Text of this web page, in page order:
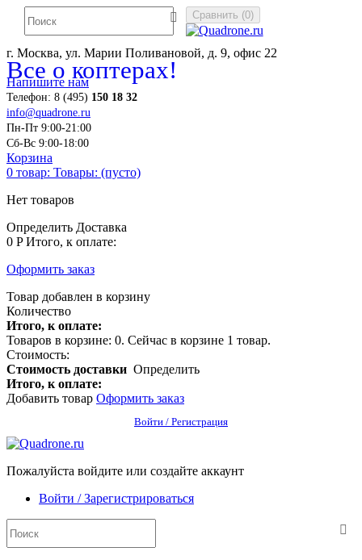
Сравнить (0)
Все о коптерах!
г. Москва, ул. Марии Поливановой, д. 9, офис 22
Напишите нам
Телефон: 8 (495) 150 18 32
info@quadrone.ru
Пн-Пт 9:00-21:00
Сб-Вс 9:00-18:00
Корзина
0 товар: Товары: (пусто)
Нет товаров
Определить Доставка
0 P Итого, к оплате:
Оформить заказ
Товар добавлен в корзину
Количество
Итого, к оплате:
Товаров в корзине: 0. Сейчас в корзине 1 товар.
Стоимость:
Стоимость доставки Определить
Итого, к оплате:
Добавить товар Оформить заказ
Войти / Регистрация
Пожалуйста войдите или создайте аккаунт
Войти / Зарегистрироваться